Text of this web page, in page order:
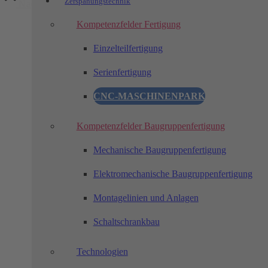
Kompetenzfelder Fertigung
Einzelteilfertigung
Serienfertigung
CNC-MASCHINENPARK
Kompetenzfelder Baugruppenfertigung
Mechanische Baugruppenfertigung
Elektromechanische Baugruppenfertigung
Montagelinien und Anlagen
Schaltschrankbau
Technologien
Nach oben scrollen